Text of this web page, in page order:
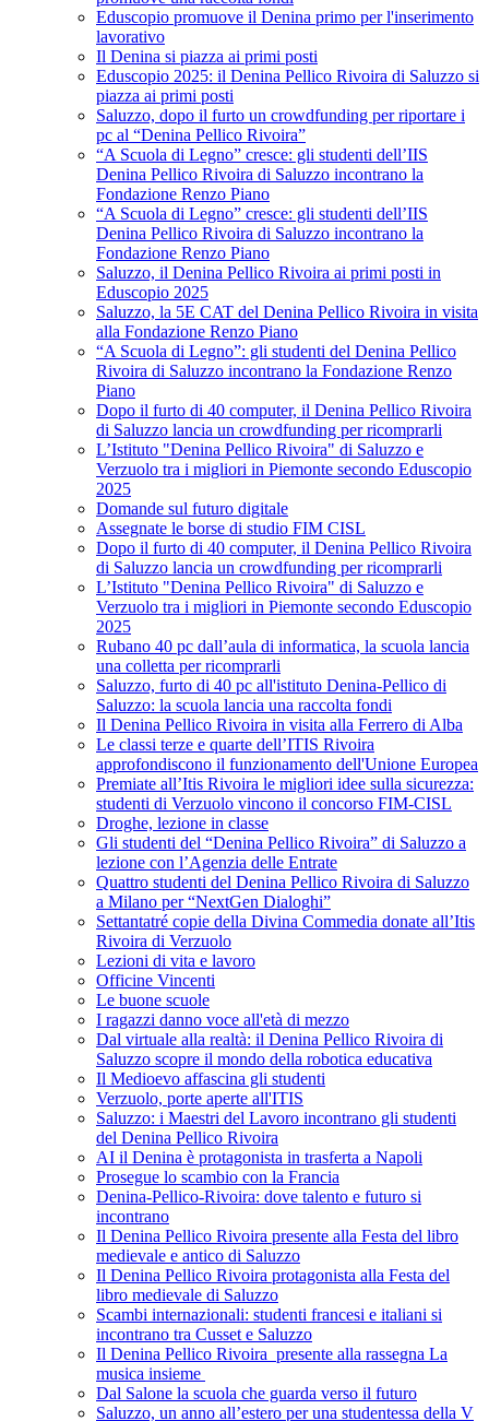
Eduscopio promuove il Denina primo per l'inserimento
lavorativo
Il Denina si piazza ai primi posti
Eduscopio 2025: il Denina Pellico Rivoira di Saluzzo si
piazza ai primi posti
Saluzzo, dopo il furto un crowdfunding per riportare i
pc al “Denina Pellico Rivoira”
“A Scuola di Legno” cresce: gli studenti dell’IIS
Denina Pellico Rivoira di Saluzzo incontrano la
Fondazione Renzo Piano
“A Scuola di Legno” cresce: gli studenti dell’IIS
Denina Pellico Rivoira di Saluzzo incontrano la
Fondazione Renzo Piano
Saluzzo, il Denina Pellico Rivoira ai primi posti in
Eduscopio 2025
Saluzzo, la 5E CAT del Denina Pellico Rivoira in visita
alla Fondazione Renzo Piano
“A Scuola di Legno”: gli studenti del Denina Pellico
Rivoira di Saluzzo incontrano la Fondazione Renzo
Piano
Dopo il furto di 40 computer, il Denina Pellico Rivoira
di Saluzzo lancia un crowdfunding per ricomprarli
L’Istituto "Denina Pellico Rivoira" di Saluzzo e
Verzuolo tra i migliori in Piemonte secondo Eduscopio
2025
Domande sul futuro digitale
Assegnate le borse di studio FIM CISL
Dopo il furto di 40 computer, il Denina Pellico Rivoira
di Saluzzo lancia un crowdfunding per ricomprarli
L’Istituto "Denina Pellico Rivoira" di Saluzzo e
Verzuolo tra i migliori in Piemonte secondo Eduscopio
2025
Rubano 40 pc dall’aula di informatica, la scuola lancia
una colletta per ricomprarli
Saluzzo, furto di 40 pc all'istituto Denina-Pellico di
Saluzzo: la scuola lancia una raccolta fondi
Il Denina Pellico Rivoira in visita alla Ferrero di Alba
Le classi terze e quarte dell’ITIS Rivoira
approfondiscono il funzionamento dell'Unione Europea
Premiate all’Itis Rivoira le migliori idee sulla sicurezza:
studenti di Verzuolo vincono il concorso FIM-CISL
Droghe, lezione in classe
Gli studenti del “Denina Pellico Rivoira” di Saluzzo a
lezione con l’Agenzia delle Entrate
Quattro studenti del Denina Pellico Rivoira di Saluzzo
a Milano per “NextGen Dialoghi”
Settantatré copie della Divina Commedia donate all’Itis
Rivoira di Verzuolo
Lezioni di vita e lavoro
Officine Vincenti
Le buone scuole
I ragazzi danno voce all'età di mezzo
Dal virtuale alla realtà: il Denina Pellico Rivoira di
Saluzzo scopre il mondo della robotica educativa
Il Medioevo affascina gli studenti
Verzuolo, porte aperte all'ITIS
Saluzzo: i Maestri del Lavoro incontrano gli studenti
del Denina Pellico Rivoira
AI il Denina è protagonista in trasferta a Napoli
Prosegue lo scambio con la Francia
Denina-Pellico-Rivoira: dove talento e futuro si
incontrano
Il Denina Pellico Rivoira presente alla Festa del libro
medievale e antico di Saluzzo
Il Denina Pellico Rivoira protagonista alla Festa del
libro medievale di Saluzzo
Scambi internazionali: studenti francesi e italiani si
incontrano tra Cusset e Saluzzo
Il Denina Pellico Rivoira presente alla rassegna La
musica insieme
Dal Salone la scuola che guarda verso il futuro
Saluzzo, un anno all’estero per una studentessa della V